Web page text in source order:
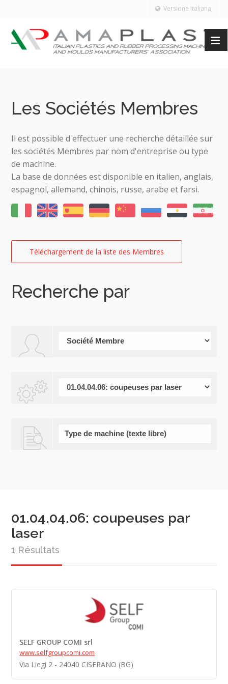
Versione Italiana
Les Sociétés Membres
Il est possible d'effectuer une recherche détaillée sur
les sociétés Membres par nom d'entreprise ou type
de machine.
La base de données est disponible en italien, anglais,
espagnol, allemand, chinois, russe, arabe et farsi.
Téléchargement de la liste des Membres
Recherche par
01.04.04.06: coupeuses par
laser
1 Résultats
SELF GROUP COMI srl
www.selfgroupcomi.com
Via Liegi 2 - 24040 CISERANO (BG)